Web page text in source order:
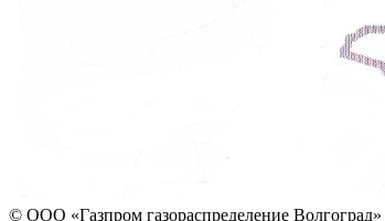
© ООО «Газпром газораспределение Волгоград»